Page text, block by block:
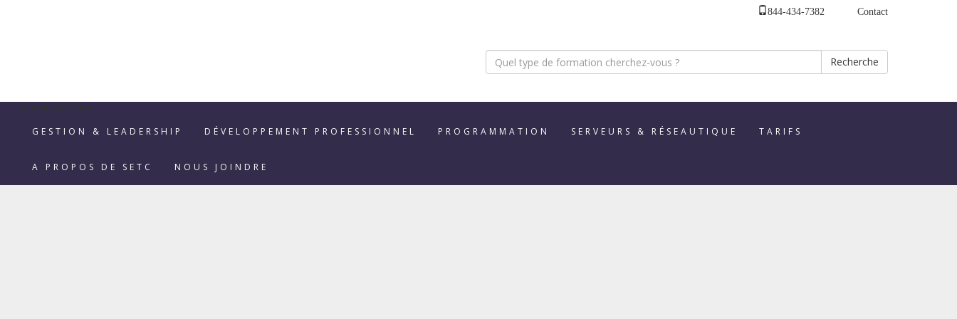
844-434-7382 Contact
Recherche
Catégories
GESTION & LEADERSHIP
DÉVELOPPEMENT PROFESSIONNEL PROGRAMMATION SERVEURS & RÉSEAUTIQUE TARIFS
A PROPOS DE SETC NOUS JOINDRE